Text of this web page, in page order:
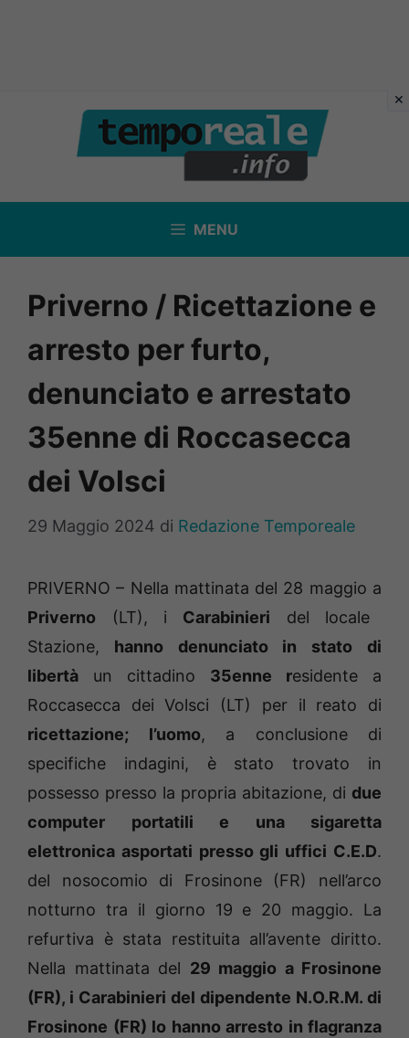
contenuto
MENU
Priverno / Ricettazione e
arresto per furto,
denunciato e arrestato
35enne di Roccasecca
dei Volsci
29 Maggio 2024 di Redazione Temporeale
PRIVERNO – Nella mattinata del 28 maggio a
Priverno (LT), i Carabinieri del locale
Stazione, hanno denunciato in stato di
libertà un cittadino 35enne residente a
Roccasecca dei Volsci (LT) per il reato di
ricettazione; l’uomo, a conclusione di
specifiche indagini, è stato trovato in
possesso presso la propria abitazione, di due
computer portatili e una sigaretta
elettronica asportati presso gli uffici C.E.D.
del nosocomio di Frosinone (FR) nell’arco
notturno tra il giorno 19 e 20 maggio. La
refurtiva è stata restituita all’avente diritto.
Nella mattinata del 29 maggio a Frosinone
(FR), i Carabinieri del dipendente N.O.R.M. di
Frosinone (FR) lo hanno arresto in flagranza